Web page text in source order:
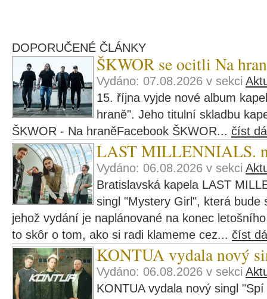
DOPORUČENÉ ČLÁNKY
ŠKWOR se ocitli Na
Vydáno: 07.08.2026 v sekci
15. října vyjde nové album
hraně". Jeho titulní skladbu
ŠKWOR - Na hraněFacebook ŠKWOR... číst
LAST MILLENNIALS.
Vydáno: 06.08.2026 v sekci
Bratislavská kapela LAST
singl "Mystery Girl", která bude
jehož vydání je naplánované na konec
to skôr o tom, ako si radi klameme cez... číst
KONTUA vydala nový
Vydáno: 06.08.2026 v sekci
KONTUA vydala nový singl